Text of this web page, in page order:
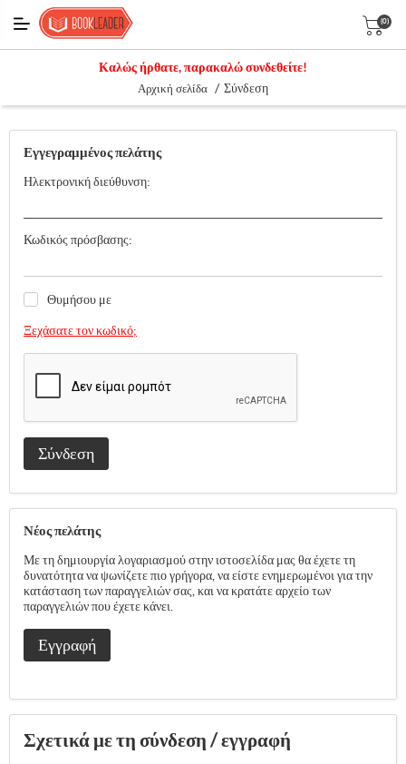
(0)
Καλώς ήρθατε, παρακαλώ συνδεθείτε!
Αρχική σελίδα / Σύνδεση
Εγγεγραμμένος πελάτης
Ηλεκτρονική διεύθυνση:
Κωδικός πρόσβασης:
Θυμήσου με
Ξεχάσατε τον κωδικό;
Σύνδεση
Νέος πελάτης
Με τη δημιουργία λογαριασμού στην ιστοσελίδα μας θα έχετε τη
δυνατότητα να ψωνίζετε πιο γρήγορα, να είστε ενημερωμένοι για την
κατάσταση των παραγγελιών σας, και να κρατάτε αρχείο των
παραγγελιών που έχετε κάνει.
Εγγραφή
Σχετικά με τη σύνδεση / εγγραφή